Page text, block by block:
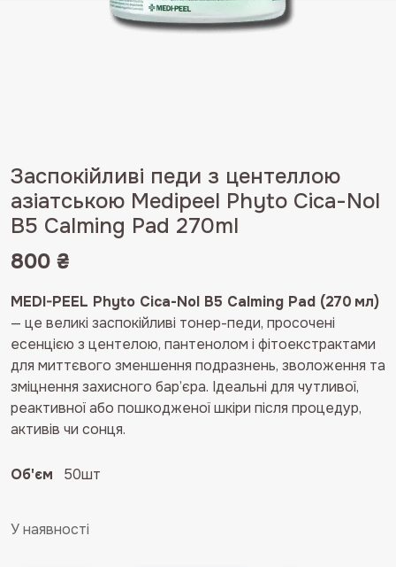
Заспокійливі педи з центеллою
азіатською Medipeel Phyto Cica-Nol
B5 Calming Pad 270ml
800 ₴
MEDI-PEEL Phyto Cica-Nol B5 Calming Pad (270 мл)
— це великі заспокійливі тонер-педи, просочені
есенцією з центелою, пантенолом і фітоекстрактами
для миттєвого зменшення подразнень, зволоження та
зміцнення захисного бар’єра. Ідеальні для чутливої,
реактивної або пошкодженої шкіри після процедур,
активів чи сонця.
Об'єм 50шт
У наявності